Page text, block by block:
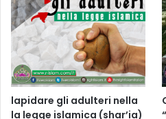
lapidare gli adulteri nella
la legge islamica (shar’ia)